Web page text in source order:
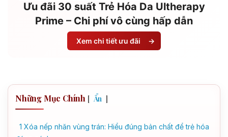
Ưu đãi 30 suất Trẻ Hóa Da Ultherapy
Prime – Chi phí vô cùng hấp dẫn
Xem chi tiết ưu đãi →
Những Mục Chính [ Ẩn ]
1 Xóa nếp nhăn vùng trán: Hiểu đúng bản chất để trẻ hóa